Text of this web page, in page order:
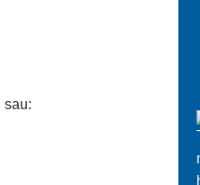
sau: